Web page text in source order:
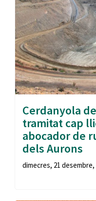
Cerdanyola
tramitat cap
abocador de
dels Aurons
dimecres, 21 desembre,